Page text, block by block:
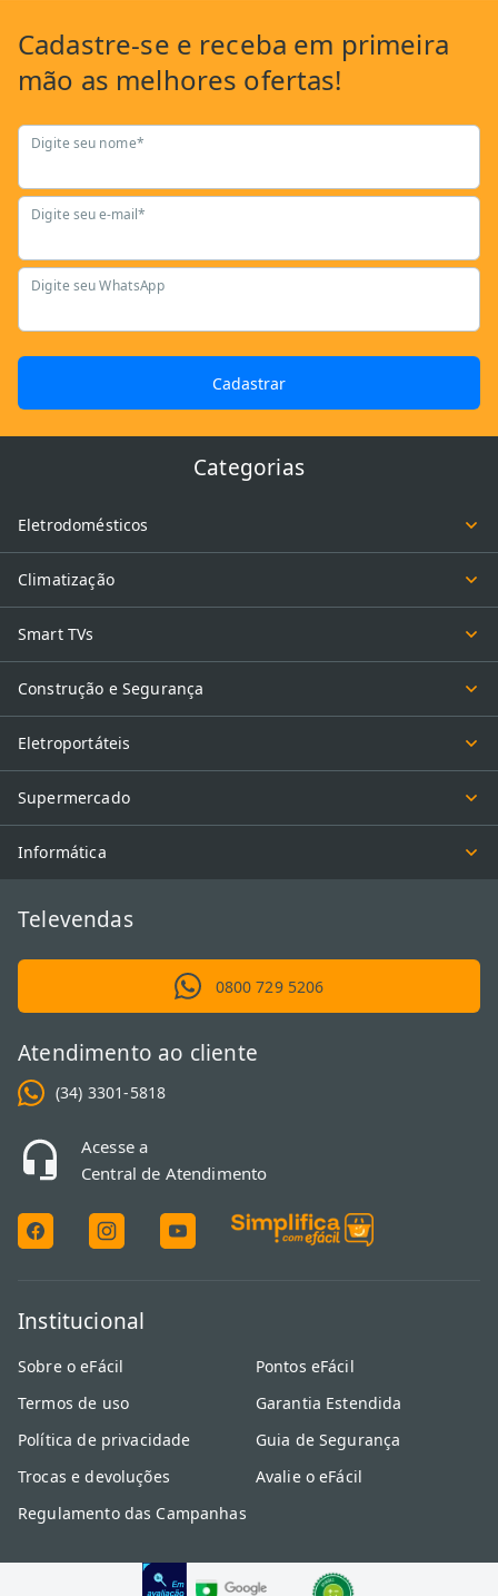
Cadastre-se e receba em primeira
mão as melhores ofertas!
Digite seu nome*
Digite seu e-mail*
Digite seu WhatsApp
Cadastrar
Categorias
Eletrodomésticos
Climatização
Smart TVs
Construção e Segurança
Eletroportáteis
Supermercado
Informática
Televendas
0800 729 5206
Atendimento ao cliente
(34) 3301-5818
Acesse a
Central de Atendimento
Institucional
Sobre o eFácil
Termos de uso
Política de privacidade
Trocas e devoluções
Regulamento das Campanhas
Pontos eFácil
Garantia Estendida
Guia de Segurança
Avalie o eFácil